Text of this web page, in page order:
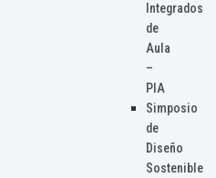
Integrados
de
Aula
–
PIA
Simposio
de
Diseño
Sostenible